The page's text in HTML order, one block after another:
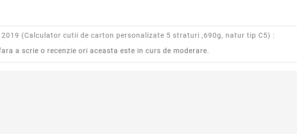
2019 (Calculator cutii de carton personalizate 5 straturi ,690g, natur tip C5) :
a scrie o recenzie ori aceasta este in curs de moderare.